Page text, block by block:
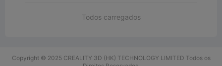
Todos carregados
Copyright © 2025 CREALITY 3D (HK) TECHNOLOGY LIMITED Todos os